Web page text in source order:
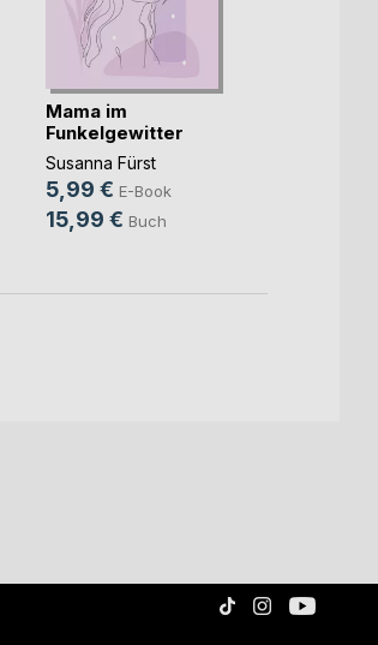
Mama im
Funkelgewitter
Susanna Fürst
5,99 € E-Book
15,99 € Buch